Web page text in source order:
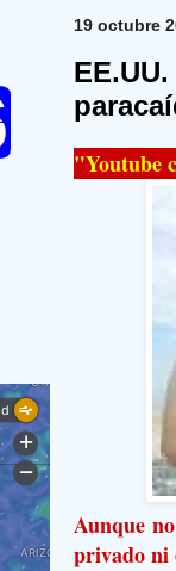
19 octubre
"Youtube
Aunque
privado ni